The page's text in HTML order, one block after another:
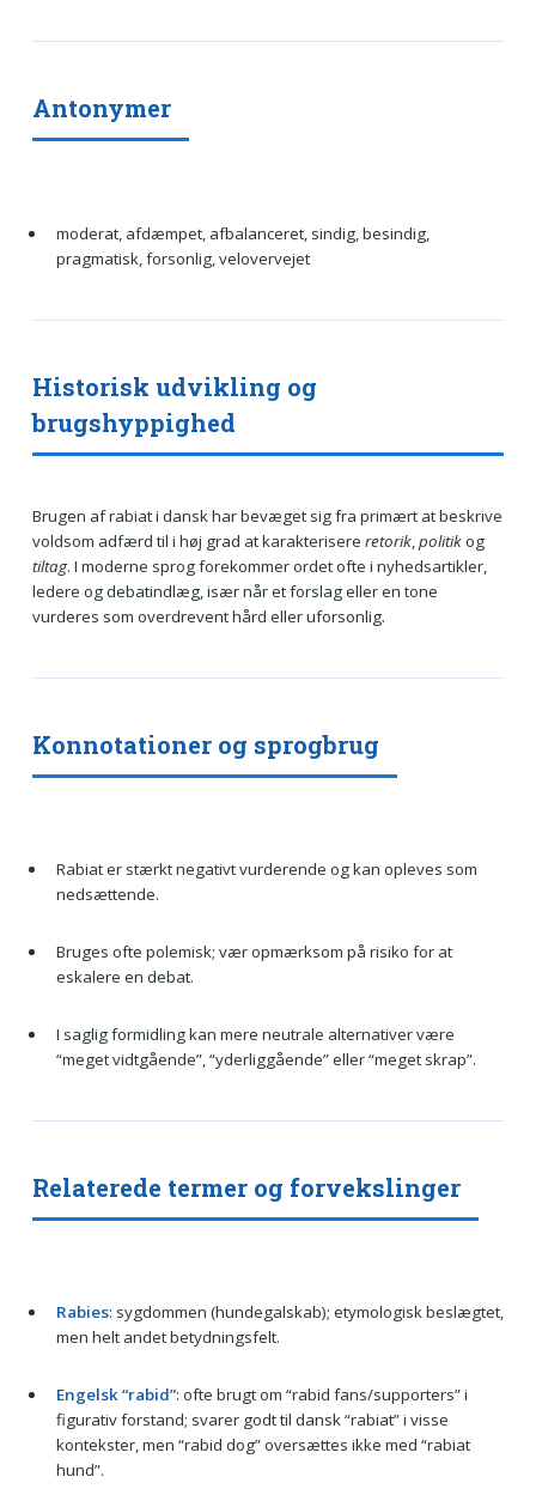
Antonymer
moderat, afdæmpet, afbalanceret, sindig, besindig,
pragmatisk, forsonlig, velovervejet
Historisk udvikling og
brugshyppighed
Brugen af rabiat i dansk har bevæget sig fra primært at beskrive
voldsom adfærd til i høj grad at karakterisere retorik, politikog
tiltag. I moderne sprog forekommer ordet ofte i nyhedsartikler,
ledere og debatindlæg, især når et forslag eller en tone
vurderes som overdrevent hård eller uforsonlig.
Konnotationer og sprogbrug
Rabiat er stærkt negativt vurderende og kan opleves som
nedsættende.
Bruges ofte polemisk; vær opmærksom på risiko for at
eskalere en debat.
I saglig formidling kan mere neutrale alternativer være
“meget vidtgående”, “yderliggående” eller “meget skrap”.
Relaterede termer og forvekslinger
Rabies: sygdommen (hundegalskab); etymologisk beslægtet,
men helt andet betydningsfelt.
Engelsk “rabid”: ofte brugt om “rabid fans/supporters” i
figurativ forstand; svarer godt til dansk “rabiat” i visse
kontekster, men “rabid dog” oversættes ikke med “rabiat
hund”.